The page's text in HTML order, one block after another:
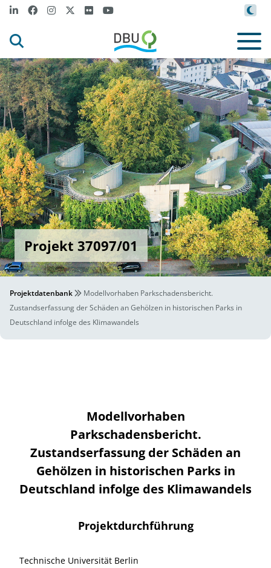
Projekt 37097/01
Projektdatenbank
Modellvorhaben Parkschadensbericht.
Zustandserfassung der Schäden an Gehölzen in historischen Parks in
Deutschland infolge des Klimawandels
Modellvorhaben
Parkschadensbericht.
Zustandserfassung der Schäden an
Gehölzen in historischen Parks in
Deutschland infolge des Klimawandels
Projektdurchführung
Technische Universität Berlin